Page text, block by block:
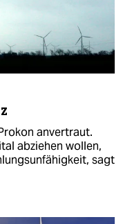
anvertraut.
abziehen wollen,
sagt